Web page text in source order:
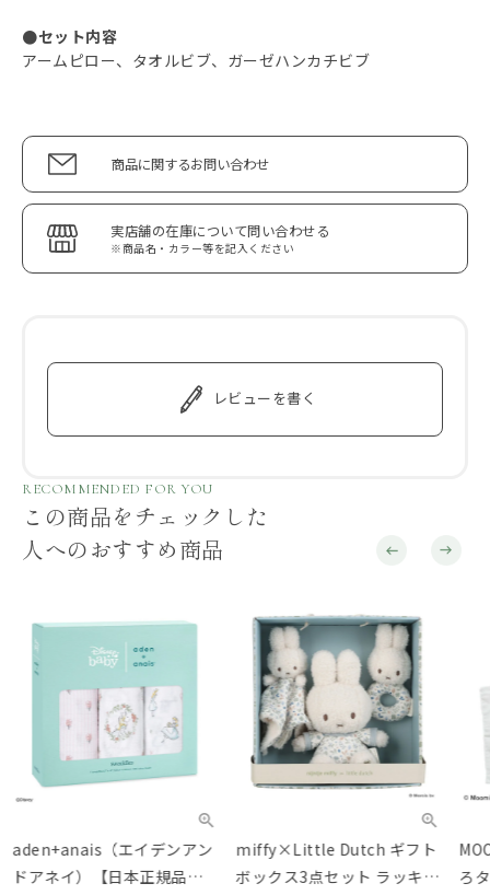
●セット内容
アームピロー、タオルビブ、ガーゼハンカチビブ
商品に関するお問い合わせ
実店舗の在庫について問い合わせる
※商品名・カラー等を記入ください
レビューを書く
RECOMMENDED FOR YOU
この商品をチェックした
人へのおすすめ商品
aden+anais（エイデンアン
ドアネイ）【日本正規品】
miffy×Little Dutch ギフト
ボックス3点セット ラッキー
ろ